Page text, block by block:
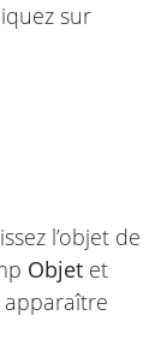
sur
l’objet de
Objet et
apparaître